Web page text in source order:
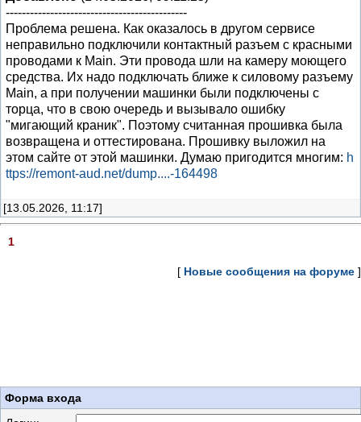
---------------------------------------------
Проблема решена. Как оказалось в другом сервисе
неправильно подключили контактный разъем с красными
проводами к Main. Эти провода шли на камеру моющего
средства. Их надо подключать ближе к силовому разъему
Main, а при получении машинки были подключены с
торца, что в свою очередь и вызывало ошибку
"мигающий краник". Поэтому считанная прошивка была
возвращена и оттестирована. Прошивку выложил на
этом сайте от этой машинки. Думаю пригодится многим: h
ttps://remont-aud.net/dump....-164498
[13.05.2026, 11:17]
1
[ Новые сообщения на форуме ]
Форма входа